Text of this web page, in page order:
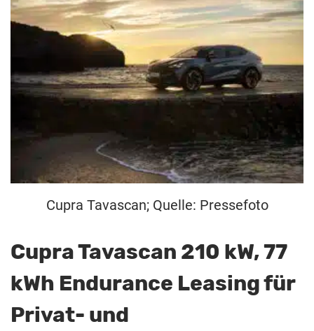
Cupra Tavascan; Quelle: Pressefoto
Cupra Tavascan 210 kW, 77
kWh Endurance Leasing für
Privat- und